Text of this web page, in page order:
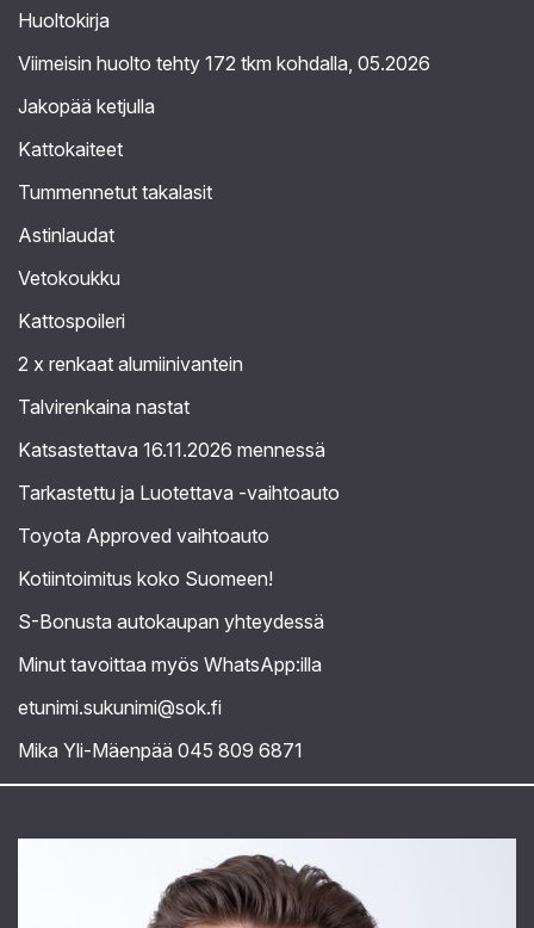
Huoltokirja
Viimeisin huolto tehty 172 tkm kohdalla, 05.2026
Jakopää ketjulla
Kattokaiteet
Tummennetut takalasit
Astinlaudat
Vetokoukku
Kattospoileri
2 x renkaat alumiinivantein
Talvirenkaina nastat
Katsastettava 16.11.2026 mennessä
Tarkastettu ja Luotettava -vaihtoauto
Toyota Approved vaihtoauto
Kotiintoimitus koko Suomeen!
S-Bonusta autokaupan yhteydessä
Minut tavoittaa myös WhatsApp:illa
etunimi.sukunimi@sok.fi
Mika Yli-Mäenpää 045 809 6871